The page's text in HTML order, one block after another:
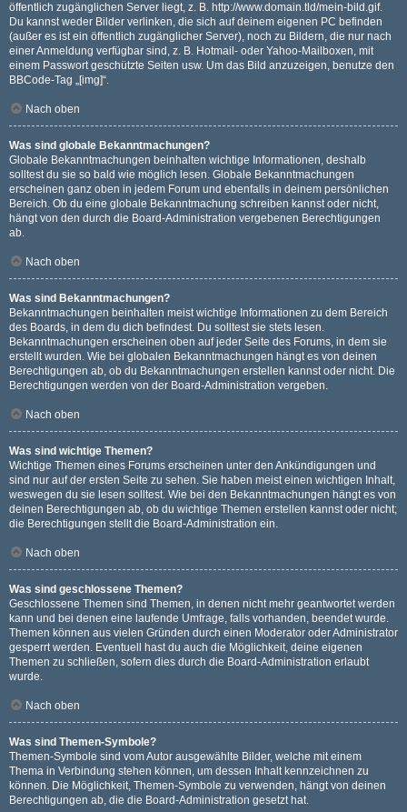
öffentlich zugänglichen Server liegt, z. B. http://www.domain.tld/mein-bild.gif.
Du kannst weder Bilder verlinken, die sich auf deinem eigenen PC befinden
(außer es ist ein öffentlich zugänglicher Server), noch zu Bildern, die nur nach
einer Anmeldung verfügbar sind, z. B. Hotmail- oder Yahoo-Mailboxen, mit
einem Passwort geschützte Seiten usw. Um das Bild anzuzeigen, benutze den
BBCode-Tag „[img]“.
Nach oben
Was sind globale Bekanntmachungen?
Globale Bekanntmachungen beinhalten wichtige Informationen, deshalb
solltest du sie so bald wie möglich lesen. Globale Bekanntmachungen
erscheinen ganz oben in jedem Forum und ebenfalls in deinem persönlichen
Bereich. Ob du eine globale Bekanntmachung schreiben kannst oder nicht,
hängt von den durch die Board-Administration vergebenen Berechtigungen
ab.
Nach oben
Was sind Bekanntmachungen?
Bekanntmachungen beinhalten meist wichtige Informationen zu dem Bereich
des Boards, in dem du dich befindest. Du solltest sie stets lesen.
Bekanntmachungen erscheinen oben auf jeder Seite des Forums, in dem sie
erstellt wurden. Wie bei globalen Bekanntmachungen hängt es von deinen
Berechtigungen ab, ob du Bekanntmachungen erstellen kannst oder nicht. Die
Berechtigungen werden von der Board-Administration vergeben.
Nach oben
Was sind wichtige Themen?
Wichtige Themen eines Forums erscheinen unter den Ankündigungen und
sind nur auf der ersten Seite zu sehen. Sie haben meist einen wichtigen Inhalt,
weswegen du sie lesen solltest. Wie bei den Bekanntmachungen hängt es von
deinen Berechtigungen ab, ob du wichtige Themen erstellen kannst oder nicht;
die Berechtigungen stellt die Board-Administration ein.
Nach oben
Was sind geschlossene Themen?
Geschlossene Themen sind Themen, in denen nicht mehr geantwortet werden
kann und bei denen eine laufende Umfrage, falls vorhanden, beendet wurde.
Themen können aus vielen Gründen durch einen Moderator oder Administrator
gesperrt werden. Eventuell hast du auch die Möglichkeit, deine eigenen
Themen zu schließen, sofern dies durch die Board-Administration erlaubt
wurde.
Nach oben
Was sind Themen-Symbole?
Themen-Symbole sind vom Autor ausgewählte Bilder, welche mit einem
Thema in Verbindung stehen können, um dessen Inhalt kennzeichnen zu
können. Die Möglichkeit, Themen-Symbole zu verwenden, hängt von deinen
Berechtigungen ab, die die Board-Administration gesetzt hat.